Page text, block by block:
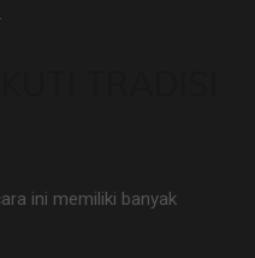
ini memiliki banyak